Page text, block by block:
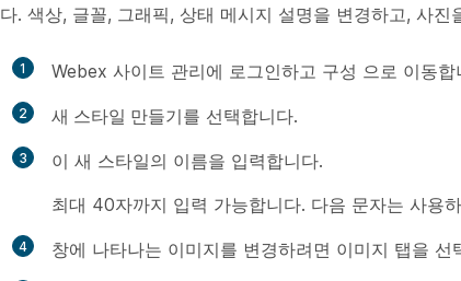
다. 색상, 글꼴, 그래픽, 상태 메시지 설명을 변경하고, 사진
1 Webex 사이트 관리에 로그인하고 구성 으로 이동합
2 새 스타일 만들기를 선택합니다.
3
이 새 스타일의 이름을 입력합니다.
최대 40자까지 입력 가능합니다. 다음 문자는 사
4 창에 나타나는 이미지를 변경하려면 이미지 탭을 선